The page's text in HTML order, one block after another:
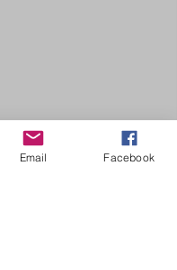
Email Facebook